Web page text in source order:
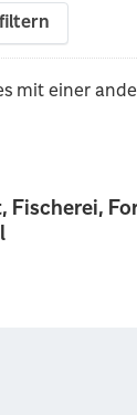
Fischerei,
mit einer